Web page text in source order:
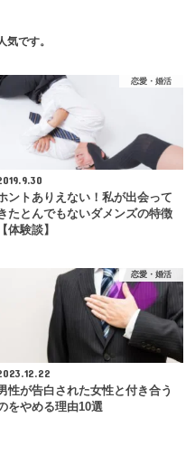
気です。
恋愛・婚活
ントありえない！私が出会って
たとんでもないダメンズの特徴
【体験談】
恋愛・婚活
性が告白された女性と付き合う
をやめる理由10選